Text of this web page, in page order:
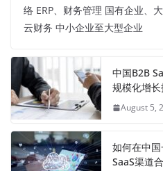
络 ERP、财务管理 国有企业、
云财务 中小企业至大型企业
中国B2B
规模化增
August 5,
如何在中
SaaS渠道